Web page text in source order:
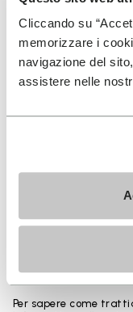
Cliccando su
memorizzare i
navigazione del
assistere nelle
You've
ISCRIVITI PER NON
acconsento al
per ricevere
Per sapere come